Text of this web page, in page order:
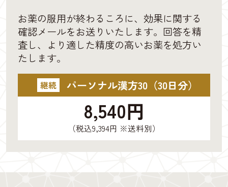
お薬の服用が終わるころに、効果に関する
確認メールをお送りいたします。回答を精
査し、より適した精度の高いお薬を処方い
たします。
継続 パーソナル漢方30（30日分）
8,540円
（税込9,394円 ※送料別）